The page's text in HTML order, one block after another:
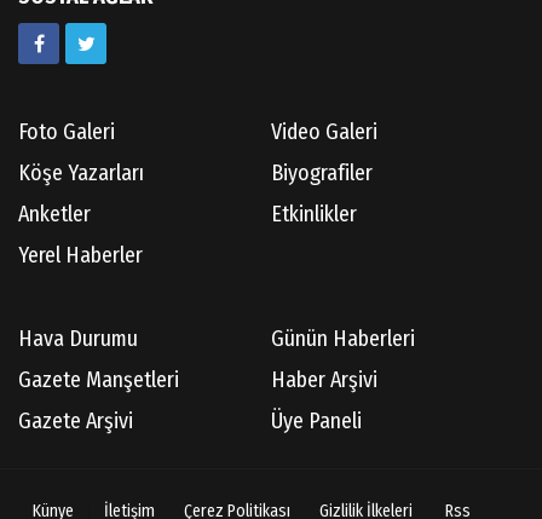
Doç.Dr.İbrahim KOÇ
Hisarcıların Son Şairini Uğurlarken
Necati KÜÇÜK
Foto Galeri
Video Galeri
Köşe Yazarları
Biyografiler
Anketler
Etkinlikler
Yerel Haberler
Hava Durumu
Günün Haberleri
Gazete Manşetleri
Haber Arşivi
Gazete Arşivi
Üye Paneli
Künye İletişim Çerez Politikası Gizlilik İlkeleri Rss